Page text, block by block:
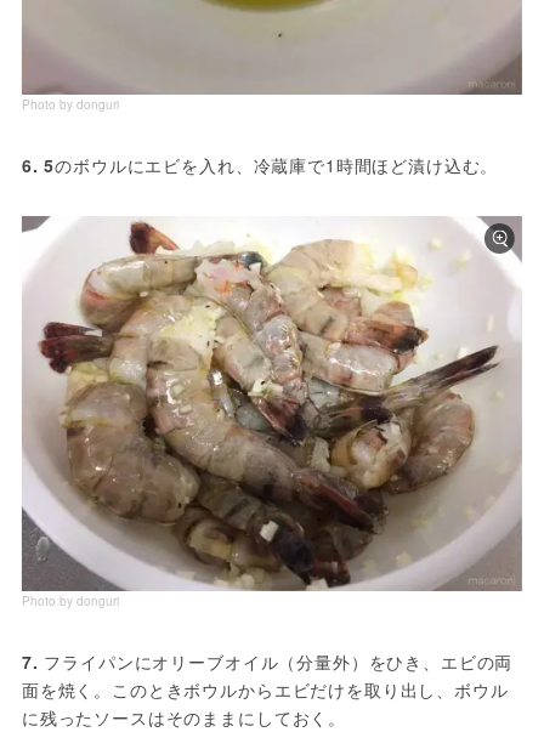
Photo by donguri
6. 5のボウルにエビを入れ、冷蔵庫で1時間ほど漬け込む。
Photo by donguri
7. フライパンにオリーブオイル（分量外）をひき、エビの両
面を焼く。このときボウルからエビだけを取り出し、ボウル
に残ったソースはそのままにしておく。